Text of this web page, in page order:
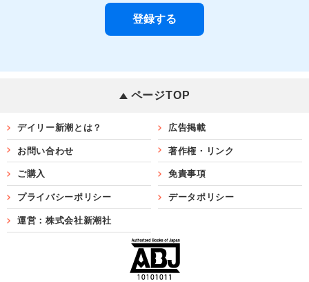
ページTOP
デイリー新潮とは？ 広告掲載
お問い合わせ 著作権・リンク
ご購入 免責事項
プライバシーポリシー データポリシー
運営：株式会社新潮社